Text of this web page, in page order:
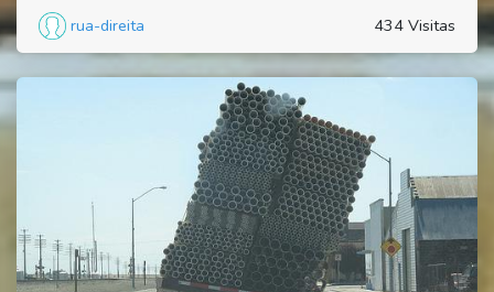
rua-direita 434 Visitas